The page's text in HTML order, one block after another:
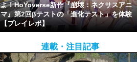
よ！HoYoverse新作『崩壊：ネクサスアニ
マ』第2回βテストの「進化テスト」を体験
【プレイレポ】
連載・注目記事